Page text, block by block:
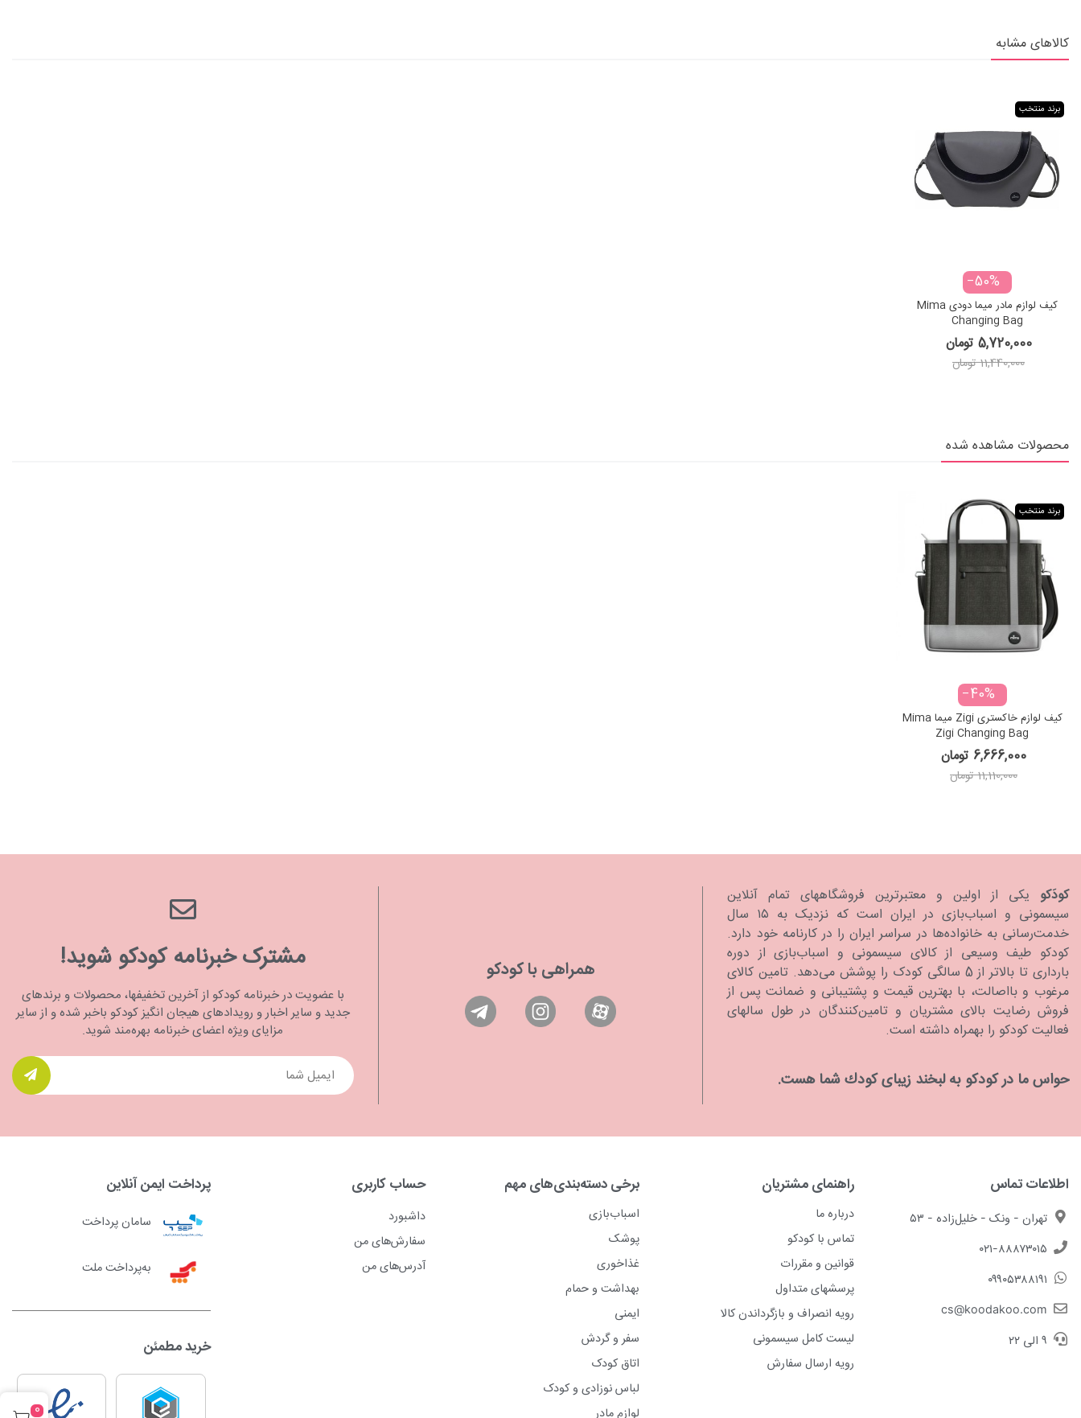
کالاهای مشابه
برند منتخب
‎−50%
کیف لوازم مادر میما دودی Mima
Changing Bag
5,720,000 تومان
11,440,000 تومان
محصولات مشاهده شده
برند منتخب
‎−40%
کیف لوازم خاکستری Zigi میما Mima
Zigi Changing Bag
6,666,000 تومان
11,110,000 تومان
کودَکو یکی از اولین و معتبرترین فروشگاههای تمام آنلاین
سیسمونی و اسباب‌بازی در ایران است که نزدیک به ۱۵ سال
خدمت‌رسانی به خانواده‌ها در سراسر ایران را در کارنامه خود دارد.
كودكو طیف وسیعی از کالای سیسمونی و اسباب‌بازی از دوره
بارداری تا بالاتر از 5 سالگی کودک را پوشش می‌دهد. تامین کالای
مرغوب و بااصالت، با بهترین قیمت و پشتیبانی و ضمانت پس از
فروش رضایت بالای مشتریان و تامین‌کنندگان در طول سالهای
فعالیت کودکو را بهمراه داشته است.
حواس ما در كودكو به لبخند زیبای كودك شما هست.
همراهی با کودکو مشترک خبرنامه کودکو شوید!
با عضویت در خبرنامه کودکو از آخرین تخفیفها، محصولات و برندهای
جدید و سایر اخبار و رویدادهای هیجان انگیز کودکو باخبر شده و از سایر
مزایای ویژه اعضای خبرنامه بهره‌مند شوید.
اطلاعات تماس
تهران - ونک - خلیل‌زاده - ۵۳
۰۲۱-۸۸۸۷۳۰۱۵
۰۹۹۰۵۳۸۸۱۹۱
cs@koodakoo.com
۹ الی ۲۲
راهنمای مشتریان
درباره ما
تماس با کودکو
قوانین و مقررات
پرسشهای متداول
رویه انصراف و بازگرداندن کالا
لیست کامل سیسمونی
رویه ارسال سفارش
برخی دسته‌بندی‌های مهم
اسباب‌بازی
پوشک
غذاخوری
بهداشت و حمام
ایمنی
سفر و گردش
اتاق کودک
لباس نوزادی و کودک
حساب کاربری
داشبورد
سفارش‌های من
آدرس‌های من
پرداخت ایمن آنلاین
سامان پرداخت
به‌پرداخت ملت
خرید مطمئن
0